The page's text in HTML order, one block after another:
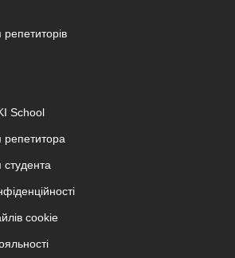
репетиторів
School
cookie